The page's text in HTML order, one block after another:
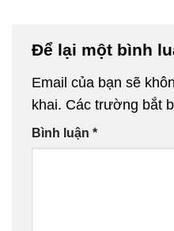
Để lại một bình
Email của bạn sẽ
khai. Các trường bắt
Bình luận *